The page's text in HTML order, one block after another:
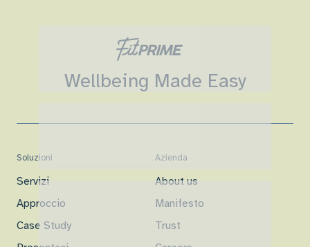
Wellbeing Made Easy
Soluzioni
Servizi
Approccio
Case Study
Azienda
About us
Manifesto
Trust